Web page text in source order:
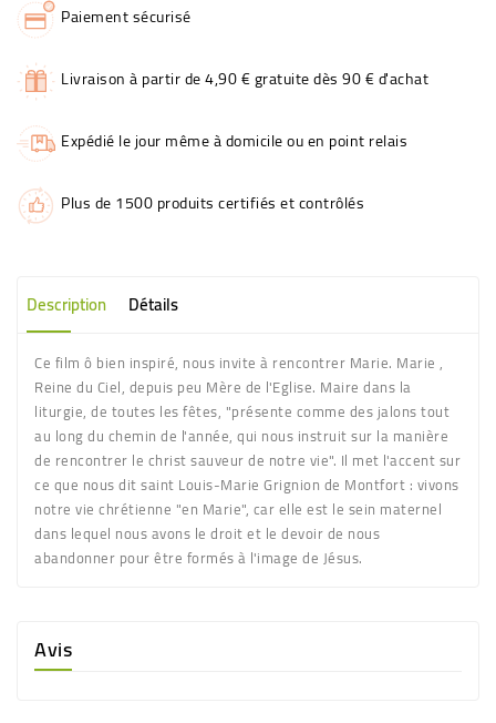
Paiement sécurisé
Livraison à partir de 4,90 € gratuite dès 90 € d'achat
Expédié le jour même à domicile ou en point relais
Plus de 1500 produits certifiés et contrôlés
Description Détails
Ce film ô bien inspiré, nous invite à rencontrer Marie. Marie ,
Reine du Ciel, depuis peu Mère de l'Eglise. Maire dans la
liturgie, de toutes les fêtes, "présente comme des jalons tout
au long du chemin de l'année, qui nous instruit sur la manière
de rencontrer le christ sauveur de notre vie". Il met l'accent sur
ce que nous dit saint Louis-Marie Grignion de Montfort : vivons
notre vie chrétienne "en Marie", car elle est le sein maternel
dans lequel nous avons le droit et le devoir de nous
abandonner pour être formés à l'image de Jésus.
Avis